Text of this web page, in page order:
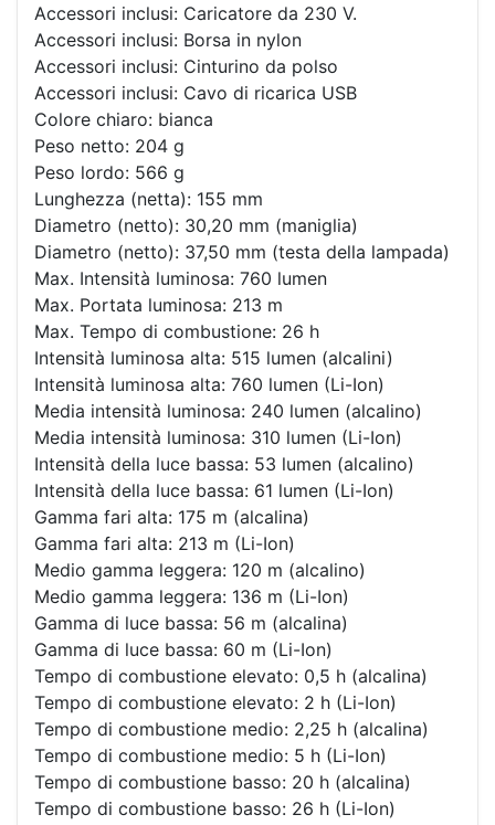
Accessori inclusi: Caricatore da 230 V.
Accessori inclusi: Borsa in nylon
Accessori inclusi: Cinturino da polso
Accessori inclusi: Cavo di ricarica USB
Colore chiaro: bianca
Peso netto: 204 g
Peso lordo: 566 g
Lunghezza (netta): 155 mm
Diametro (netto): 30,20 mm (maniglia)
Diametro (netto): 37,50 mm (testa della lampada)
Max. Intensità luminosa: 760 lumen
Max. Portata luminosa: 213 m
Max. Tempo di combustione: 26 h
Intensità luminosa alta: 515 lumen (alcalini)
Intensità luminosa alta: 760 lumen (Li-Ion)
Media intensità luminosa: 240 lumen (alcalino)
Media intensità luminosa: 310 lumen (Li-Ion)
Intensità della luce bassa: 53 lumen (alcalino)
Intensità della luce bassa: 61 lumen (Li-Ion)
Gamma fari alta: 175 m (alcalina)
Gamma fari alta: 213 m (Li-Ion)
Medio gamma leggera: 120 m (alcalino)
Medio gamma leggera: 136 m (Li-Ion)
Gamma di luce bassa: 56 m (alcalina)
Gamma di luce bassa: 60 m (Li-Ion)
Tempo di combustione elevato: 0,5 h (alcalina)
Tempo di combustione elevato: 2 h (Li-Ion)
Tempo di combustione medio: 2,25 h (alcalina)
Tempo di combustione medio: 5 h (Li-Ion)
Tempo di combustione basso: 20 h (alcalina)
Tempo di combustione basso: 26 h (Li-Ion)